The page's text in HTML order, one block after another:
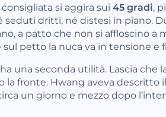
consigliata si aggira sui 45 gradi,
seduti dritti, né distesi in piano.
a patto che non si affloscino a
petto la nuca va in tensione e
una seconda utilità. Lascia
la fronte. Hwang aveva descritto
un giorno e mezzo dopo